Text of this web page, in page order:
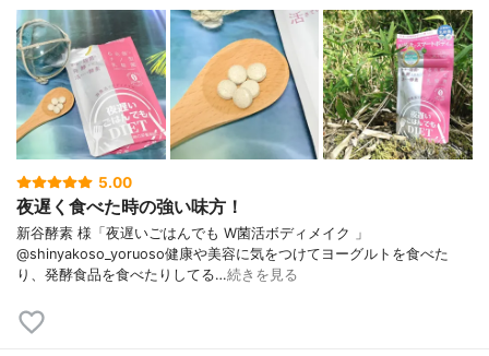
5.00
夜遅く食べた時の強い味方！
新谷酵素 様「夜遅いごはんでも W菌活ボディメイク 」
@shinyakoso_yoruoso健康や美容に気をつけてヨーグルトを食べた
り、発酵食品を食べたりしてる…続きを見る